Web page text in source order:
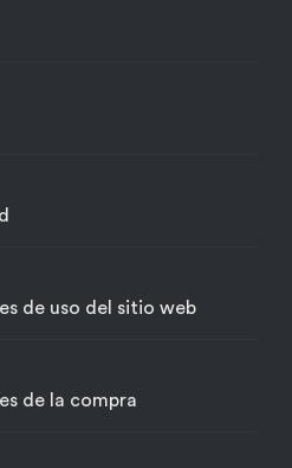
de uso del sitio web
de la compra